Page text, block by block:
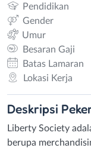
Pendidikan
Gender
Umur
Besaran Gaji
Batas Lamaran
Lokasi Kerja
Deskripsi
Liberty Society
berupa